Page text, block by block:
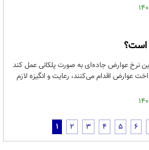
است؟
نرخ عوارض جاده‌ای به‌ صورت پلکانی عمل کند
عوارض اقدام می‌کنند، رعایت و انگیزه لازم
1 2 3 4 5 6